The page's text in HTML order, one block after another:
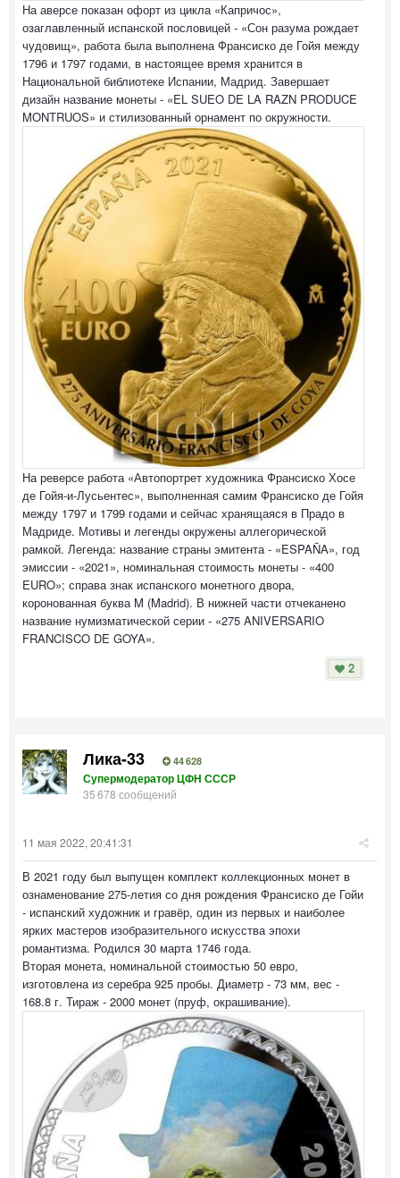
На аверсе показан офорт из цикла «Капричос»,
озаглавленный испанской пословицей - «Сон разума рождает
чудовищ», работа была выполнена Франсиско де Гойя между
1796 и 1797 годами, в настоящее время хранится в
Национальной библиотеке Испании, Мадрид. Завершает
дизайн название монеты - «EL SUEO DE LA RAZN PRODUCE
MONTRUOS» и стилизованный орнамент по окружности.
На реверсе работа «Автопортрет художника Франсиско Хосе
де Гойя-и-Лусьентес», выполненная самим Франсиско де Гойя
между 1797 и 1799 годами и сейчас хранящаяся в Прадо в
Мадриде. Мотивы и легенды окружены аллегорической
рамкой. Легенда: название страны эмитента - «ESPAÑA», год
эмиссии - «2021», номинальная стоимость монеты - «400
EURO»; справа знак испанского монетного двора,
коронованная буква M (Madrid). В нижней части отчеканено
название нумизматической серии - «275 ANIVERSARIO
FRANCISCO DE GOYA».
2
Лика-33 44 628
Супермодератор ЦФН СССР
35 678 сообщений
11 мая 2022, 20:41:31
В 2021 году был выпущен комплект коллекционных монет в
ознаменование 275-летия со дня рождения Франсиско де Гойи
- испанский художник и гравёр, один из первых и наиболее
ярких мастеров изобразительного искусства эпохи
романтизма. Родился 30 марта 1746 года.
Вторая монета, номинальной стоимостью 50 евро,
изготовлена из серебра 925 пробы. Диаметр - 73 мм, вес -
168.8 г. Тираж - 2000 монет (пруф, окрашивание).